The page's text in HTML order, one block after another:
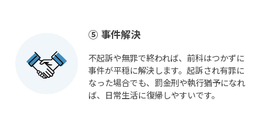
⑤ 事件解決
不起訴や無罪で終われば、前科はつかずに
事件が平穏に解決します。起訴され有罪に
なった場合でも、罰金刑や執行猶予になれ
ば、日常生活に復帰しやすいです。